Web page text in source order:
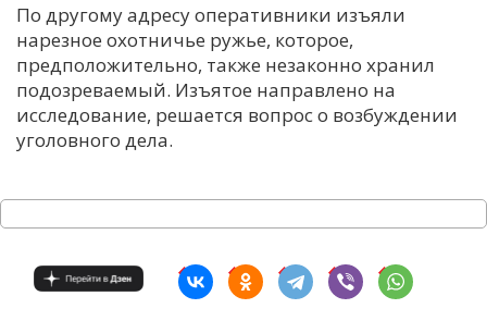
По другому адресу оперативники изъяли
нарезное охотничье ружье, которое,
предположительно, также незаконно хранил
подозреваемый. Изъятое направлено на
исследование, решается вопрос о возбуждении
уголовного дела.